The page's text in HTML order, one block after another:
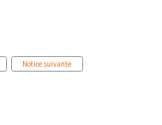
Notice suivante